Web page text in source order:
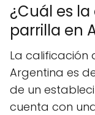
¿Cuál es
parrilla en
La calificación
Argentina es
de un
cuenta con